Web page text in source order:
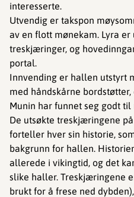
interesserte.
Utvendig er takspon
av en flott mønekam. Lyra er
treskjæringer, og
portal.
Innvending er hallen utstyrt
med håndskårne
Munin har funnet seg godt
De utsøkte treskjæringene
forteller hver sin historie,
bakgrunn for hallen.
allerede i vikingtid, og det
slike haller. Treskjæringene
brukt for å frese ned